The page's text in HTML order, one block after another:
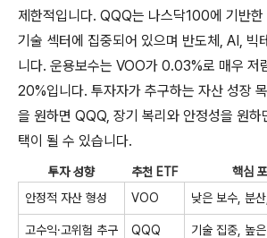
제한적입니다. QQQ는 나스닥100에 기반
기술 섹터에 집중되어 있으며 반도체, AI, 빅
니다. 운용보수는 VOO가 0.03%로 매우 저
20%입니다. 투자자가 추구하는 자산 성장
을 원하면 QQQ, 장기 복리와 안정성을 원하
택이 될 수 있습니다.
투자 성향 추천 ETF
핵심
안정적 자산 형성
VOO 낮은 보수, 분
고수익·고위험 추구 QQQ 기술 집중, 높